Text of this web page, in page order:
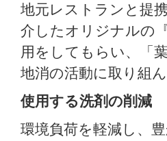
地元レストランと提
介したオリジナルの
用をしてもらい、「
地消の活動に取り組ん
使用する洗剤の削減
環境負荷を軽減し、